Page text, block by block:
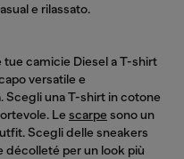
e rilassato.
tue camicie Diesel a T-shirt
versatile e
Scegli una T-shirt in cotone
Le scarpe sono un
Scegli delle sneakers
décolleté per un look più